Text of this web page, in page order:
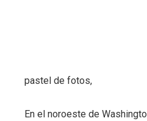
pastel de fotos,
En el noroeste de